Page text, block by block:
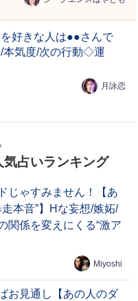
を好きな人は●●さんで
本気度/次の行動◇運
月詠恋
気占いランキング
じゃすみません！【あ
本音”】Hな妄想/嫉妬/
関係を変えにくる“激ア
Miyoshi
お見通し【あの人のダ